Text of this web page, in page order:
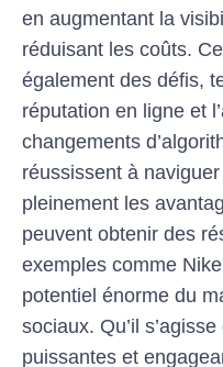
en augmentant la
réduisant les coûts.
également des défis,
réputation en ligne et
changements
réussissent à
pleinement les
peuvent obtenir des
exemples comme
potentiel énorme du
sociaux. Qu’il
puissantes et